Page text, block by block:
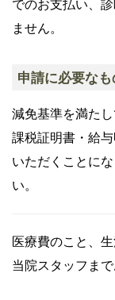
でのお支払い、
ません。
申請に必要な
減免基準を満た
課税証明書・給
いただくことに
い。
医療費のこと、
当院スタッフま